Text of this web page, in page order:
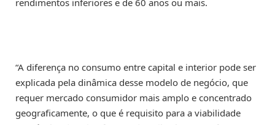
“A diferença no consumo entre capital e interior pode ser
explicada pela dinâmica desse modelo de negócio, que
requer mercado consumidor mais amplo e concentrado
geograficamente, o que é requisito para a viabilidade